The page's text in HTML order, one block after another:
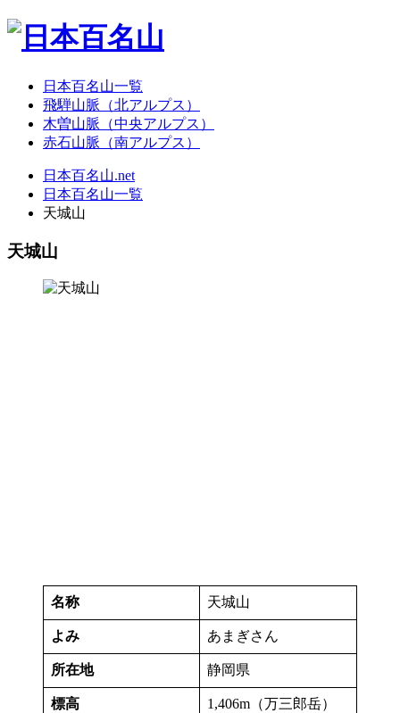
日本百名山一覧
飛騨山脈（北アルプス）
木曽山脈（中央アルプス）
赤石山脈（南アルプス）
日本百名山.net
日本百名山一覧
天城山
天城山
名称 天城山
よみ あまぎさん
所在地 静岡県
標高 1,406m（万三郎岳）